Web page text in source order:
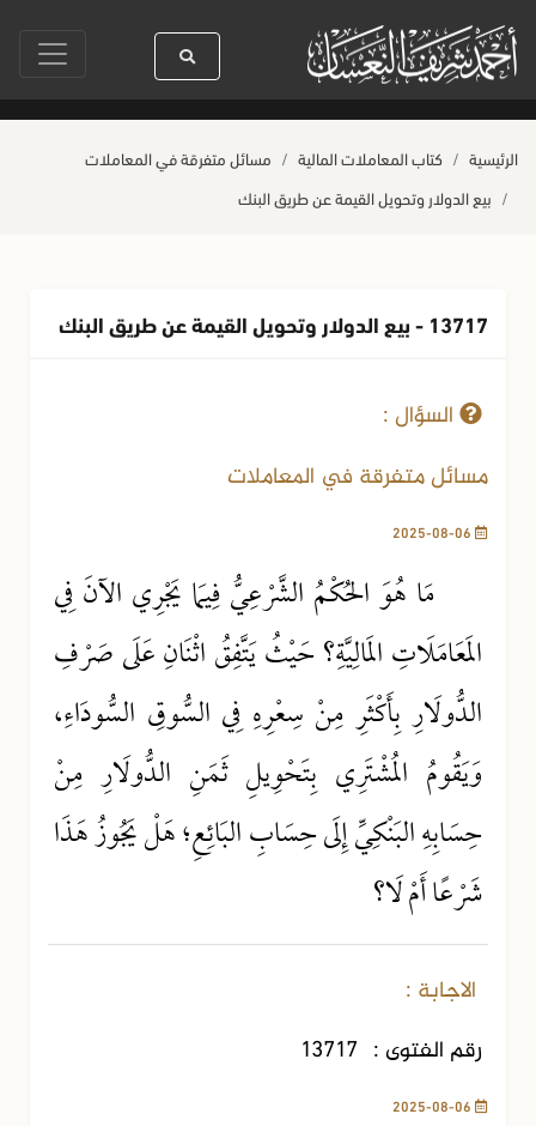
الله ﷺ كله رحمة صلاة آخر أربعاء من صفر حياة القلوب وصحتها
الرئيسية كتاب المعاملات المالية
مسائل متفرقة في المعاملات
بيع الدولار وتحويل القيمة عن طريق البنك
13717 - بيع الدولار وتحويل القيمة عن طريق البنك
السؤال :
مسائل متفرقة في المعاملات
مَا هُوَ الحُكْمُ الشَّرْعِيُّ فِيمَا يَجْرِي الآنَ فِي
المَعَامَلَاتِ المَالِيَّةِ؟ حَيْثُ يَتَّفِقُ اثْنَانِ عَلَى صَرْفِ
الدُّولَارِ بِأَكْثَرِ مِنْ سِعْرِهِ فِي السُّوقِ السُّودَاءِ،
وَيَقُومُ المُشْتَرِي بِتَحْوِيلِ ثَمَنِ الدُّولَارِ مِنْ
حِسَابِهِ البَنْكِيِّ إِلَى حِسَابِ البَائِعِ؛ هَلْ يَجُوزُ هَذَا
شَرْعًا أَمْ لَا؟
الاجابة :
رقم الفتوى : 13717